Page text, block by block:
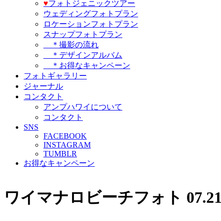
♥️フォトジェニックツアー
ウェディングフォトプラン
ロケーションフォトプラン
スナップフォトプラン
＊撮影の流れ
＊デザインアルバム
＊お得なキャンペーン
フォトギャラリー
ジャーナル
コンタクト
アンプハワイについて
コンタクト
SNS
FACEBOOK
INSTAGRAM
TUMBLR
お得なキャンペーン
ワイマナロビーチフォト